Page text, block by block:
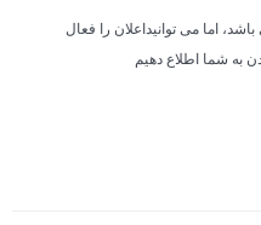
اما می توانیداعلان را فعال
به شما اطلاع دهیم